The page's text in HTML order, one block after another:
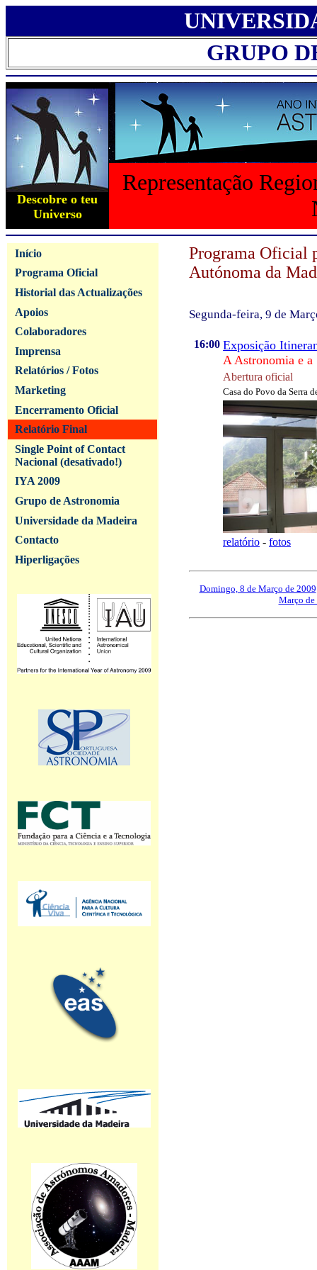
GRUPO
Descobre o teu
Universo
Representação
Início
Programa Oficial
Historial das Actualizações
Apoios
Colaboradores
Imprensa
Relatórios / Fotos
Marketing
Encerramento Oficial
Relatório Final
Single Point of Contact
Nacional (desativado!)
IYA 2009
Grupo de Astronomia
Universidade da Madeira
Contacto
Hiperligações
Programa Oficial
Autónoma da
Segunda-feira, 9 de
16:00 Exposição
A Astronomia e a
Abertura oficial
Casa do Povo da Serra
relatório - fotos
Domingo, 8 de Março de 2009
Março de